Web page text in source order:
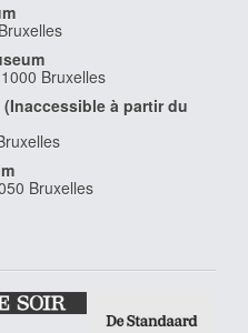
Bruxelles
(Inaccessible à partir du
Bruxelles